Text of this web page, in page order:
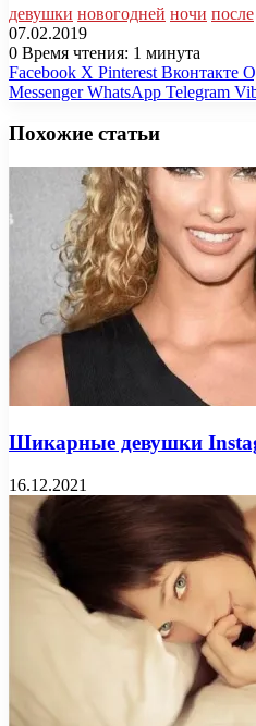
девушки новогодней ночи после
07.02.2019
0 Время чтения: 1 минута
Facebook X Pinterest Вконтакте
Messenger WhatsApp Telegram
Похожие статьи
Шикарные девушки
16.12.2021